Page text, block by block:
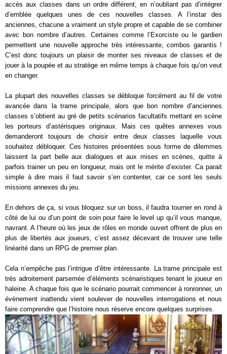
accès aux classes dans un ordre différent, en n’oubliant pas d’intégrer
d’emblée quelques unes de ces nouvelles classes. A l’instar des
anciennes, chacune a vraiment un style propre et capable de se combiner
avec bon nombre d’autres. Certaines comme l’Exorciste ou le gardien
permettent une nouvelle approche très intéressante, combos garantis !
C’est donc toujours un plaisir de monter ses niveaux de classes et de
jouer à la poupée et au stratège en même temps à chaque fois qu’on veut
en changer.
La plupart des nouvelles classes se débloque forcément au fil de votre
avancée dans la trame principale, alors que bon nombre d’anciennes
classes s’obtient au gré de petits scénarios facultatifs mettant en scène
les porteurs d’astérisques originaux. Mais ces quêtes annexes vous
demanderont toujours de choisir entre deux classes laquelle vous
souhaitez débloquer. Ces histoires présentées sous forme de dilemmes
laissent la part belle aux dialogues et aux mises en scènes, quitte à
parfois trainer un peu en longueur, mais ont le mérite d’exister. Ca parait
simple à dire mais il faut savoir s’en contenter, car ce sont les seuls
missions annexes du jeu.
En dehors de ça, si vous bloquez sur un boss, il faudra tourner en rond à
côté de lui ou d’un point de soin pour faire le level up qu’il vous manque,
navrant. A l’heure où les jeux de rôles en monde ouvert offrent de plus en
plus de libertés aux joueurs, c’est assez décevant de trouver une telle
linéarité dans un RPG de premier plan.
Cela n’empêche pas l’intrigue d’être intéressante. La trame principale est
très adroitement parsemée d’éléments scénaristiques tenant le joueur en
haleine. A chaque fois que le scénario pourrait commencer à ronronner, un
évènement inattendu vient soulever de nouvelles interrogations et nous
faire comprendre que l’histoire nous réserve encore quelques surprises.